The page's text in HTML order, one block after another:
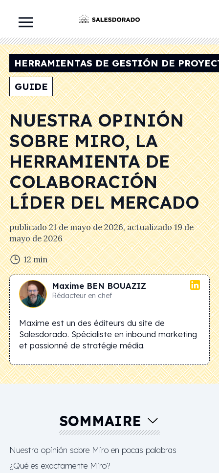
HERRAMIENTAS DE GESTIÓN DE
GUIDE
NUESTRA OPINIÓN
SOBRE MIRO, LA
HERRAMIENTA DE
COLABORACIÓN
LÍDER DEL MERCADO
publicado21 de mayo de 2026, actualizado19 de
mayo de 2026
12 min
Maxime BEN BOUAZIZ
Rédacteur en chef
Maxime est un des éditeurs du site de
Salesdorado. Spécialiste en inbound marketing
et passionné de stratégie média.
SOMMAIRE
Nuestra opinión sobre Miro en pocas palabras
¿Qué es exactamente Miro?